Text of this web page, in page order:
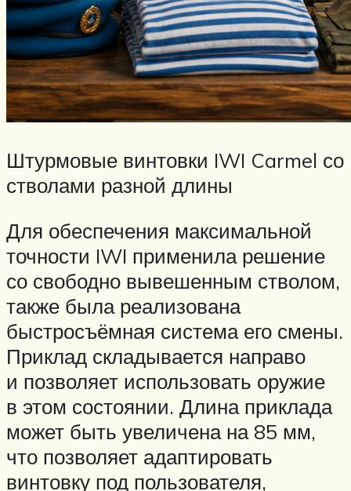
Штурмовые винтовки IWI Carmel со
стволами разной длины
Для обеспечения максимальной
точности IWI применила решение
со свободно вывешенным стволом,
также была реализована
быстросъёмная система его смены.
Приклад складывается направо
и позволяет использовать оружие
в этом состоянии. Длина приклада
может быть увеличена на 85 мм,
что позволяет адаптировать
винтовку под пользователя,